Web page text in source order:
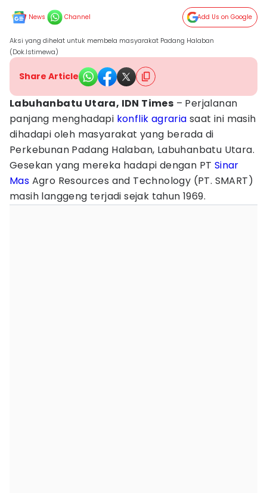
News Channel Add Us on Google
Aksi yang dihelat untuk membela masyarakat Padang Halaban
(Dok.Istimewa)
Share Article
Labuhanbatu Utara, IDN Times – Perjalanan
panjang menghadapi konflik agraria saat ini masih
dihadapi oleh masyarakat yang berada di
Perkebunan Padang Halaban, Labuhanbatu Utara.
Gesekan yang mereka hadapi dengan PT Sinar
Mas Agro Resources and Technology (PT. SMART)
masih langgeng terjadi sejak tahun 1969.